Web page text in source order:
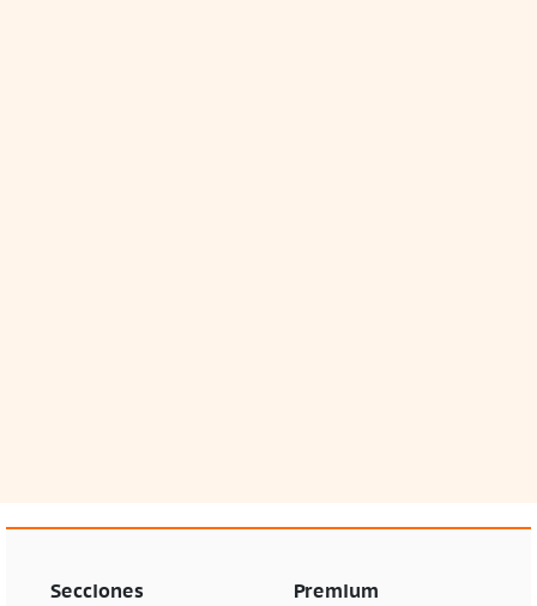
Secciones Premium